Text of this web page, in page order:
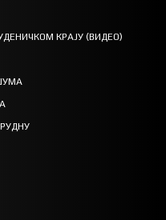
КРАЈУ (ВИДЕО)